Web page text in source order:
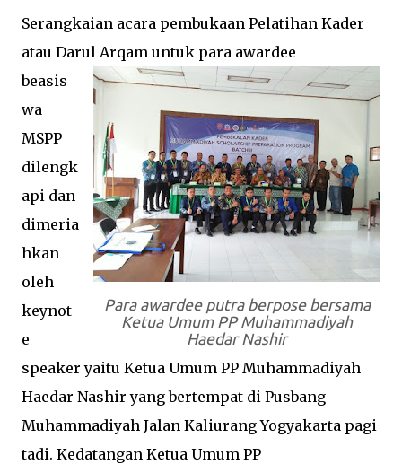
Serangkaian acara pembukaan Pelatihan Kader
atau Darul Arqam untuk para awardee
Para awardee putra berpose bersama
Ketua Umum PP Muhammadiyah
Haedar Nashir
beasis
wa
MSPP
dilengk
api dan
dimeria
hkan
oleh
keynot
e
speaker yaitu Ketua Umum PP Muhammadiyah
Haedar Nashir yang bertempat di Pusbang
Muhammadiyah Jalan Kaliurang Yogyakarta pagi
tadi. Kedatangan Ketua Umum PP